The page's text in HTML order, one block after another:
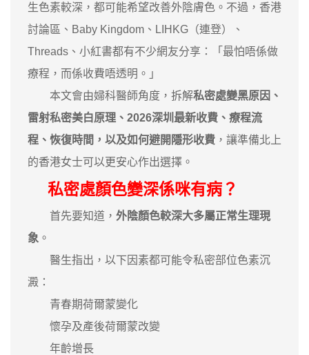
生色素較深，都可能希望改善外陰膚色。不過，香港
討論區、Baby Kingdom、LIHKG（連登）、
Threads、小紅書都有不少網友分享：「最怕唔係做
療程，而係收費唔透明。」
本文會由婦科醫師角度，拆解私密處變黑原因、
雷射私密美白原理、2026深圳最新收費、療程流
程、恢復時間，以及如何避開隱形收費 ，讓準備北上
的香港女士可以更安心作出選擇。
私密處顏色變深係咪有病？
首先要知道， 外陰顏色較深大多屬正常生理現
象 。
醫生指出，以下因素都可能令私密部位色素沉
澱：
青春期荷爾蒙變化
懷孕及產後荷爾蒙改變
年齡增長